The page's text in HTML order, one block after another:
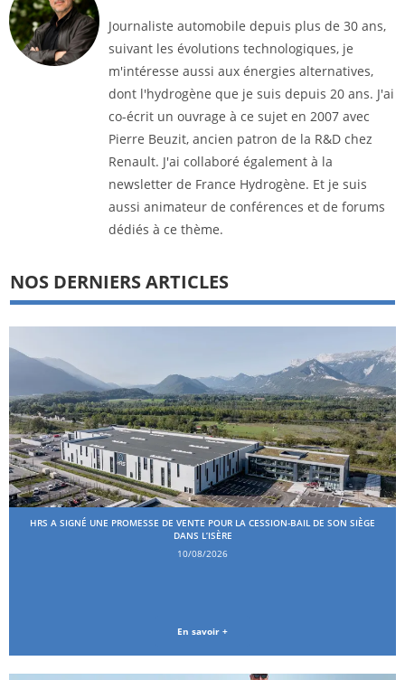
Journaliste automobile depuis plus de 30 ans,
suivant les évolutions technologiques, je
m'intéresse aussi aux énergies alternatives,
dont l'hydrogène que je suis depuis 20 ans. J'ai
co-écrit un ouvrage à ce sujet en 2007 avec
Pierre Beuzit, ancien patron de la R&D chez
Renault. J'ai collaboré également à la
newsletter de France Hydrogène. Et je suis
aussi animateur de conférences et de forums
dédiés à ce thème.
NOS DERNIERS ARTICLES
HRS A SIGNÉ UNE PROMESSE DE VENTE POUR LA CESSION-BAIL DE SON SIÈGE
DANS L’ISÈRE
10/08/2026
En savoir +